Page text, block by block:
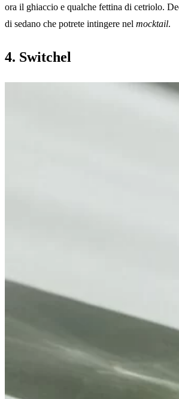
ora il ghiaccio e qualche fettina di cetriolo.
di sedano che potrete intingere nel mocktail.
4. Switchel